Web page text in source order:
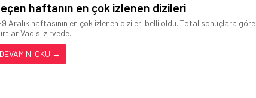
haftanın en çok izlenen dizileri
Aralık haftasının en çok izlenen dizileri belli oldu. Total sonuçlara göre
Vadisi zirvede...
DEVAMINI OKU →